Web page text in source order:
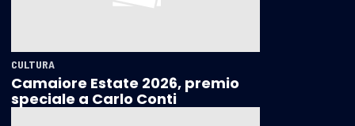
CULTURA
Camaiore Estate 2026, premio
speciale a Carlo Conti